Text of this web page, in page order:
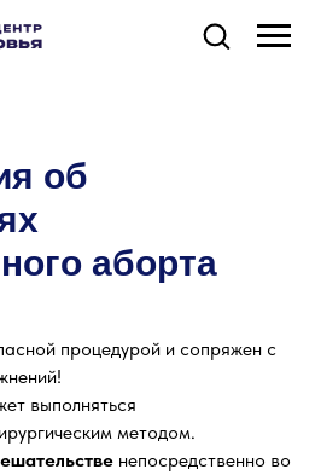
об
аборта
процедурой и сопряжен с
выполняться
методом.
непосредственно во